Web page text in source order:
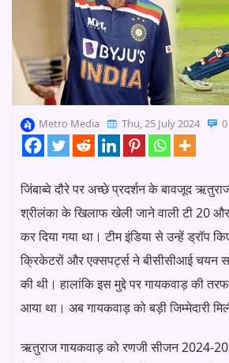
Metro Media Thu, 25 July 2024 0
जिंबाब्वे दौरे पर अच्छे प्रदर्शन के बावजूद
श्रीलंका के खिलाफ खेली जाने वाली टी 20
कर दिया गया था। टीम इंडिया से उन्हें ड्रॉप
क्रिकेटरों और एक्सपर्ट्स ने बीसीसीआई चयन
की थी। हालांकि इस मुद्दे पर गायकवाड़ की
आया था। अब गायकवाड़ को बड़ी जिम्मेदारी
ऋतुराज गायकवाड़ को रणजी सीजन 2024-